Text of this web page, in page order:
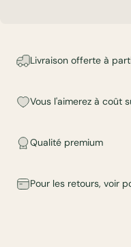
Livraison offerte à
Vous l'aimerez à coût
Qualité premium
Pour les retours, voir